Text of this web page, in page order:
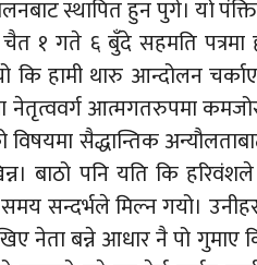
स्थापित हुन पुगे। यो
१ गते ६ बुँदे सहमति पत्रमा
कि हामी थारु आन्दोलन
नेतृत्ववर्ग आत्मगतरुपमा
विषयमा सैद्धान्तिक
बाठो पनि यति कि
सन्दर्भले मिल्न गयो।
नेता बन्ने आधार नै पो